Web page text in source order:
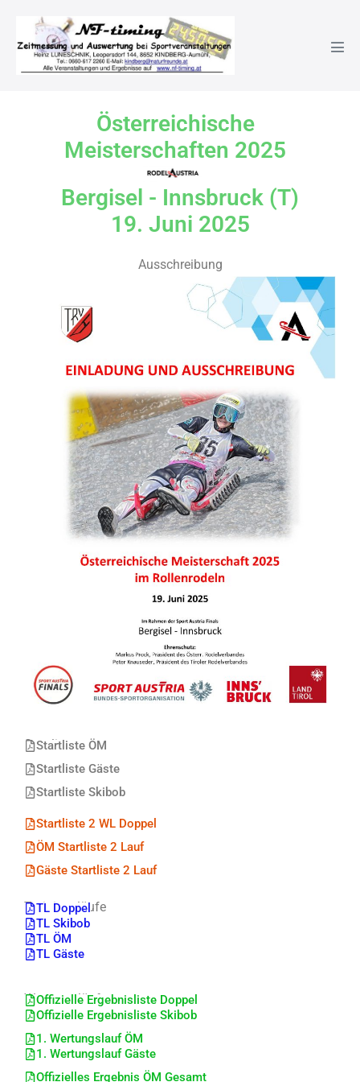
Österreichische
Österreichische
Meisterschaften 2025
Bergisel - Innsbruck (T)
19. Juni 2025
Ausschreibung
Startliste
Startliste ÖM
Startliste Gäste
Startliste Skibob
Startliste 2 WL Doppel
ÖM Startliste 2 Lauf
Gäste Startliste 2 Lauf
Trainingsläufe
TL Doppel
TL Skibob
TL ÖM
TL Gäste
Wertungsläufe
Offizielle Ergebnisliste Doppel
Offizielle Ergebnisliste Skibob
1. Wertungslauf ÖM
1. Wertungslauf Gäste
Offizielles Ergebnis ÖM Gesamt